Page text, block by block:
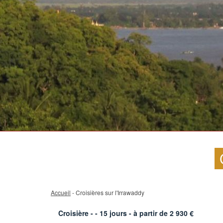
Accueil - Croisières sur l'Irrawaddy
Croisière - - 15 jours - à partir de 2 930 €